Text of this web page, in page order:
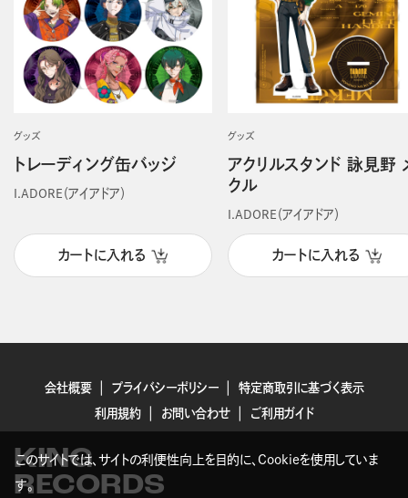
グッズ
トレーディング缶バッジ
I.ADORE（アイアドア）
カートに入れる
グッズ
アクリルスタンド 詠見野
クル
I.ADORE（アイアドア）
カートに入れる
会社概要 プライバシーポリシー
特定商取引に基づく表示
利用規約
お問い合わせ ご利用ガイド
KING
RECORDS
このサイトでは、サイトの利便性向上を目的に、Cookieを使用していま
す。